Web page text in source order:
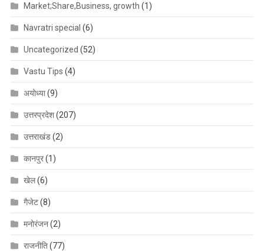
Market;Share,Business, growth (1)
Navratri special (6)
Uncategorized (52)
Vastu Tips (4)
अयोध्या(9)
उत्तरप्रदेश(207)
उत्तराखंड(2)
कानपुर(1)
खेल(6)
गैजेट(8)
मनोरंजन(2)
राजनीति(77)